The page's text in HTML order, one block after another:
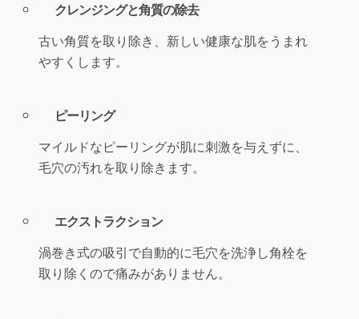
クレンジングと角質の除去
古い角質を取り除き、新しい健康な肌をうまれ
やすくします。
ピーリング
マイルドなピーリングが肌に刺激を与えずに、
毛穴の汚れを取り除きます。
エクストラクション
渦巻き式の吸引で自動的に毛穴を洗浄し角栓を
取り除くので痛みがありません。